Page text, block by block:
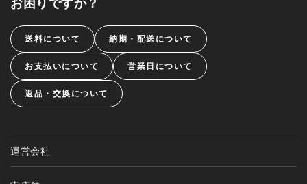
送料について 納期・配送について
お支払いについて 営業日について
返品・交換について
運営会社